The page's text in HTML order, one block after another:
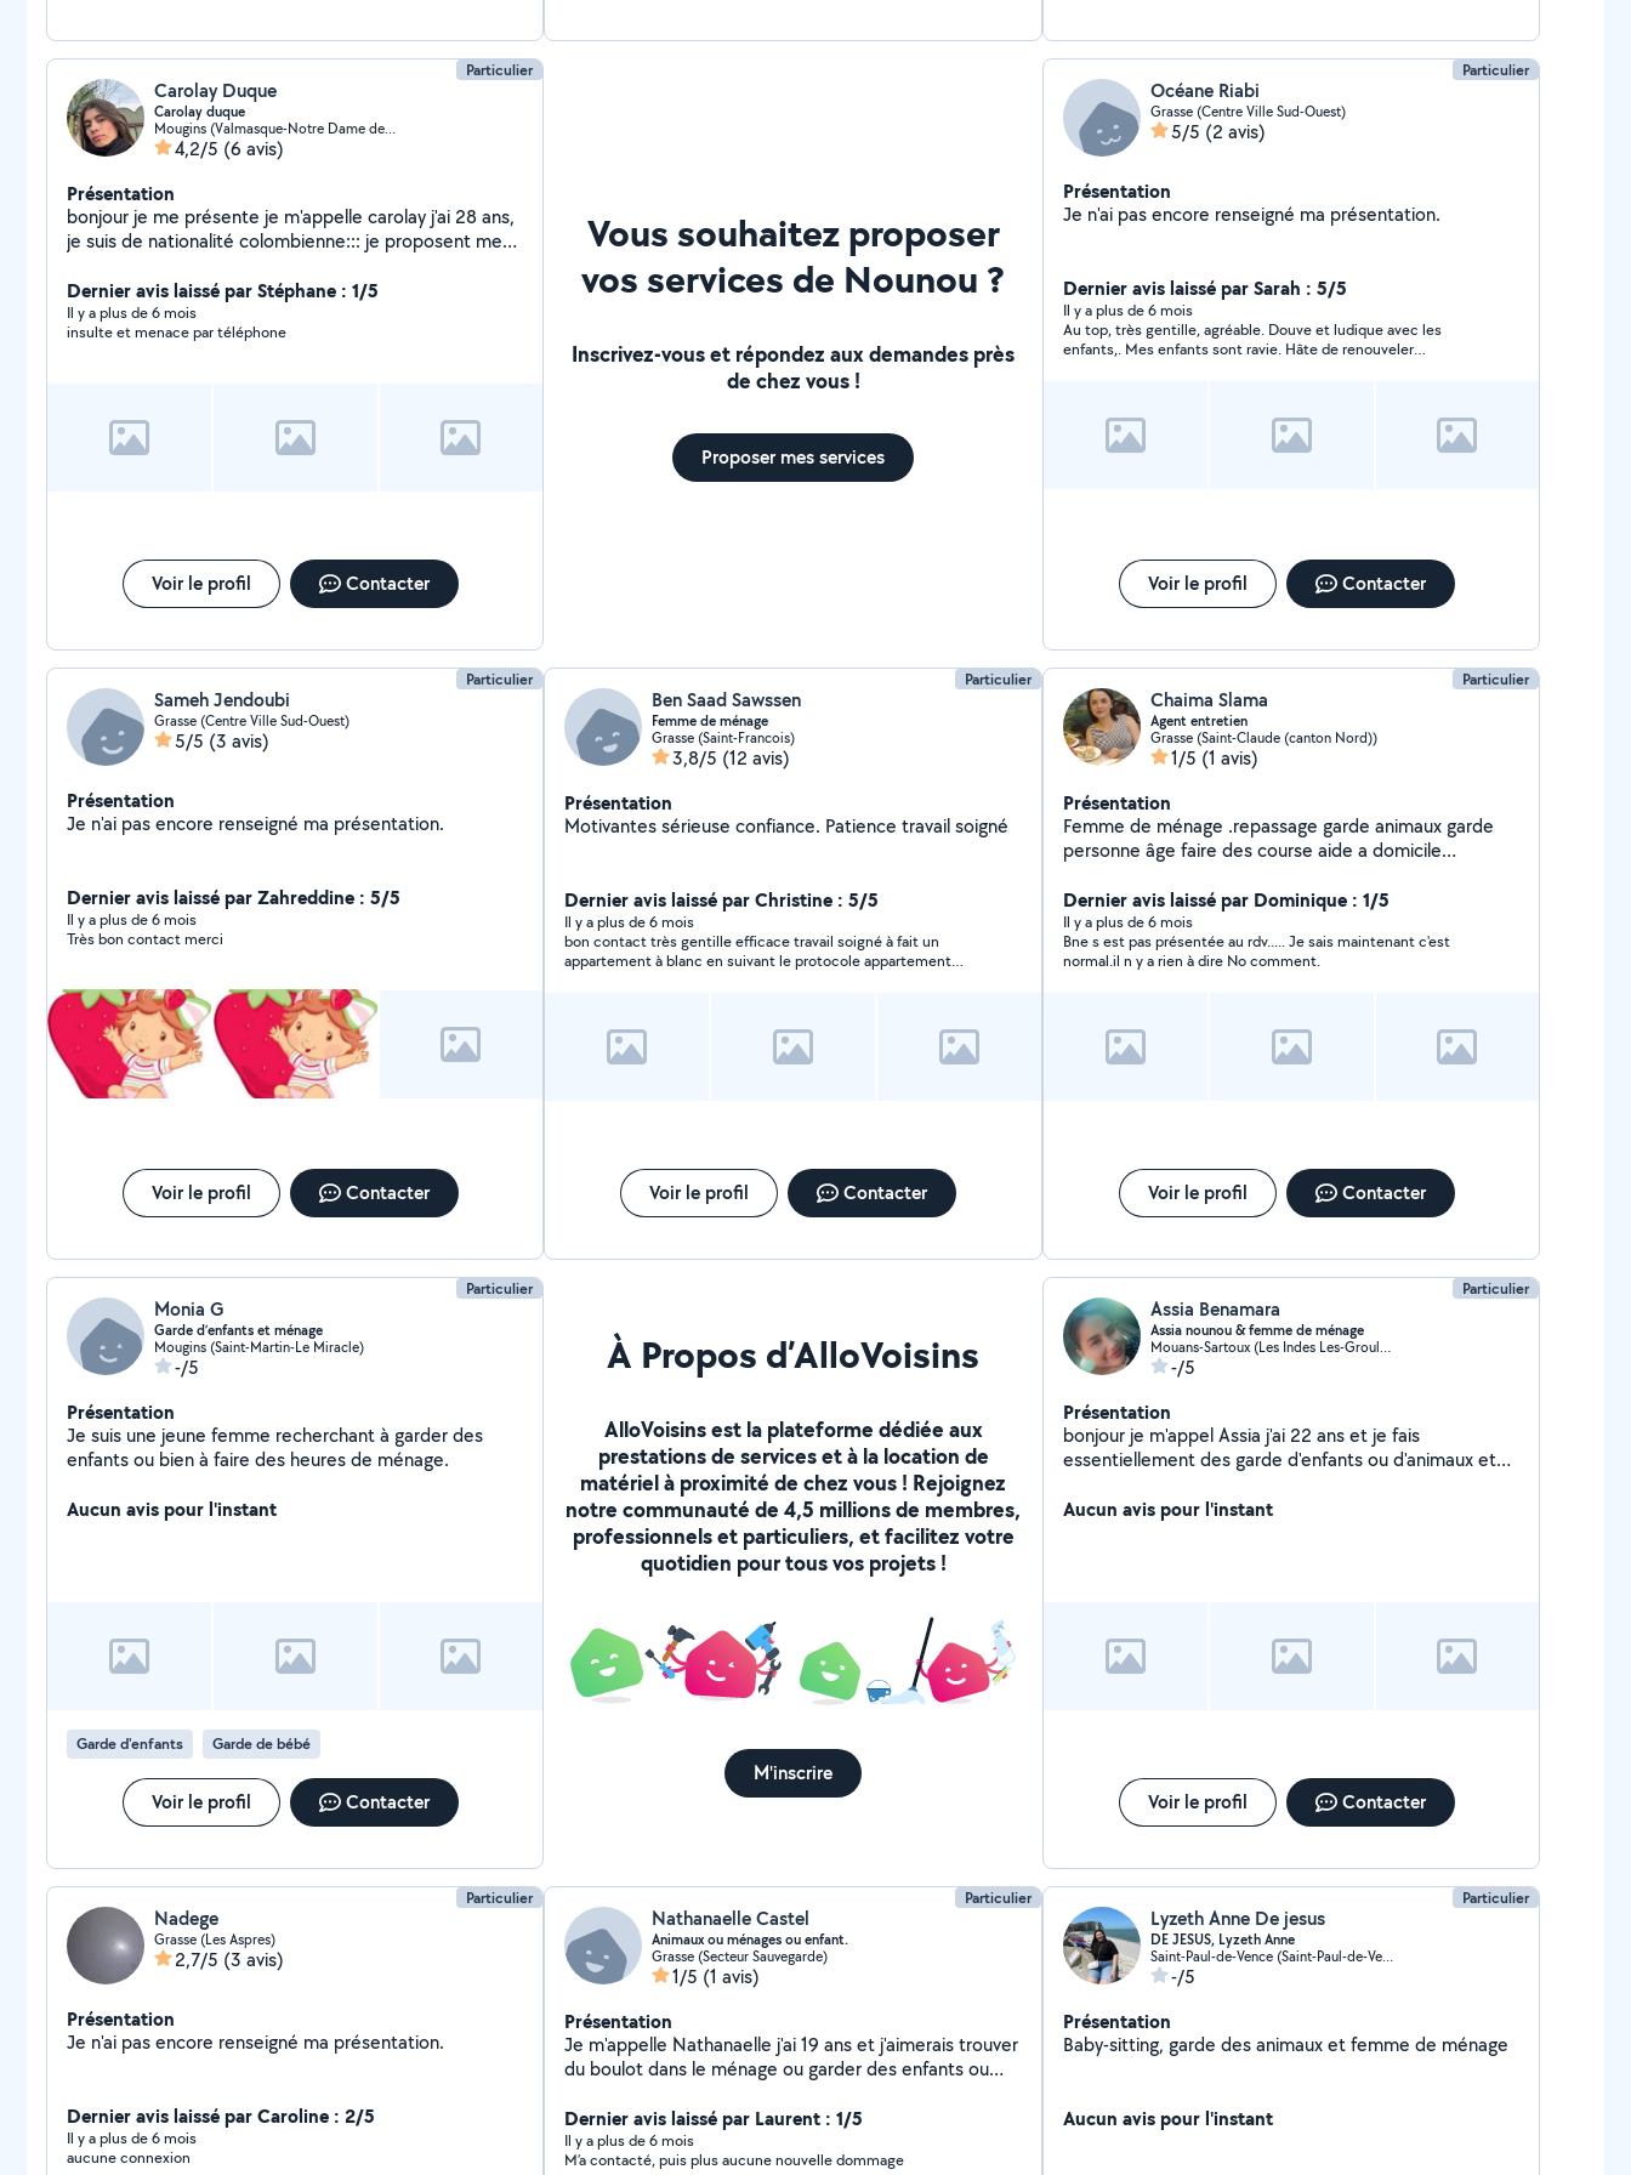
Particulier
Carolay Duque
Carolay duque
Mougins (Valmasque-Notre Dame de Vie)
4,2/5 (6 avis)
Présentation
bonjour je me présente je m'appelle carolay j'ai 28 ans,
je suis de nationalité colombienne::: je proposent mes
sérieuse motivée et discrète a l'entretien de votre
maison
Dernier avis laissé par Stéphane : 1/5
Il y a plus de 6 mois
insulte et menace par téléphone
Voir le profil Contacter
Vous souhaitez proposer
vos services de Nounou ?
Inscrivez-vous et répondez aux demandes près
de chez vous !
Proposer mes services
Particulier
Océane Riabi
Grasse (Centre Ville Sud-Ouest)
5/5 (2 avis)
Présentation
Je n'ai pas encore renseigné ma présentation.
Dernier avis laissé par Sarah : 5/5
Il y a plus de 6 mois
Au top, très gentille, agréable. Douve et ludique avec les
enfants,. Mes enfants sont ravie. Hâte de renouveler
Voir le profil Contacter
Particulier
Sameh Jendoubi
Grasse (Centre Ville Sud-Ouest)
5/5 (3 avis)
Présentation
Je n'ai pas encore renseigné ma présentation.
Dernier avis laissé par Zahreddine : 5/5
Il y a plus de 6 mois
Très bon contact merci
Voir le profil Contacter
Particulier
Ben Saad Sawssen
Femme de ménage
Grasse (Saint-Francois)
3,8/5 (12 avis)
Présentation
Motivantes sérieuse confiance. Patience travail soigné
Dernier avis laissé par Christine : 5/5
Il y a plus de 6 mois
bon contact très gentille efficace travail soigné à fait un
appartement à blanc en suivant le protocole appartement
Voir le profil Contacter
Particulier
Chaima Slama
Agent entretien
Grasse (Saint-Claude (canton Nord))
1/5 (1 avis)
Présentation
Femme de ménage .repassage garde animaux garde
personne âge faire des course aide a domicile
motivé et disponible
Dernier avis laissé par Dominique : 1/5
Il y a plus de 6 mois
Bne s est pas présentée au rdv..... Je sais maintenant c'est
normal.il n y a rien à dire No comment.
Voir le profil Contacter
Particulier
Monia G
Garde d’enfants et ménage
Mougins (Saint-Martin-Le Miracle)
-/5
Présentation
Je suis une jeune femme recherchant à garder des
enfants ou bien à faire des heures de ménage.
Aucun avis pour l'instant
Garde d'enfants Garde de bébé
Voir le profil Contacter
À Propos d’AlloVoisins
AlloVoisins est la plateforme dédiée aux
prestations de services et à la location de
matériel à proximité de chez vous ! Rejoignez
notre communauté de 4,5 millions de membres,
professionnels et particuliers, et facilitez votre
quotidien pour tous vos projets !
M'inscrire
Particulier
Assia Benamara
Assia nounou & femme de ménage
Mouans-Sartoux (Les Indes Les-Groulles)
-/5
Présentation
bonjour je m'appel Assia j'ai 22 ans et je fais
essentiellement des garde d'enfants ou d'animaux et
année. je garde mes petits frère (3) ainsi que mes
l'occasion et les samedis je m'occupe de 3 personnes
âgées (ménage, soins et nourriture pour midi) je suis
Aucun avis pour l'instant
Voir le profil Contacter
Particulier
Nadege
Grasse (Les Aspres)
2,7/5 (3 avis)
Présentation
Je n'ai pas encore renseigné ma présentation.
Dernier avis laissé par Caroline : 2/5
Il y a plus de 6 mois
aucune connexion
Particulier
Nathanaelle Castel
Animaux ou ménages ou enfant.
Grasse (Secteur Sauvegarde)
1/5 (1 avis)
Présentation
Je m'appelle Nathanaelle j'ai 19 ans et j'aimerais trouver
du boulot dans le ménage ou garder des enfants ou
sérieuse et très ponctuel.
Dernier avis laissé par Laurent : 1/5
Il y a plus de 6 mois
M’a contacté, puis plus aucune nouvelle dommage
Particulier
Lyzeth Anne De jesus
DE JESUS, Lyzeth Anne
Saint-Paul-de-Vence (Saint-Paul-de-Vence)
-/5
Présentation
Baby-sitting, garde des animaux et femme de ménage
Aucun avis pour l'instant